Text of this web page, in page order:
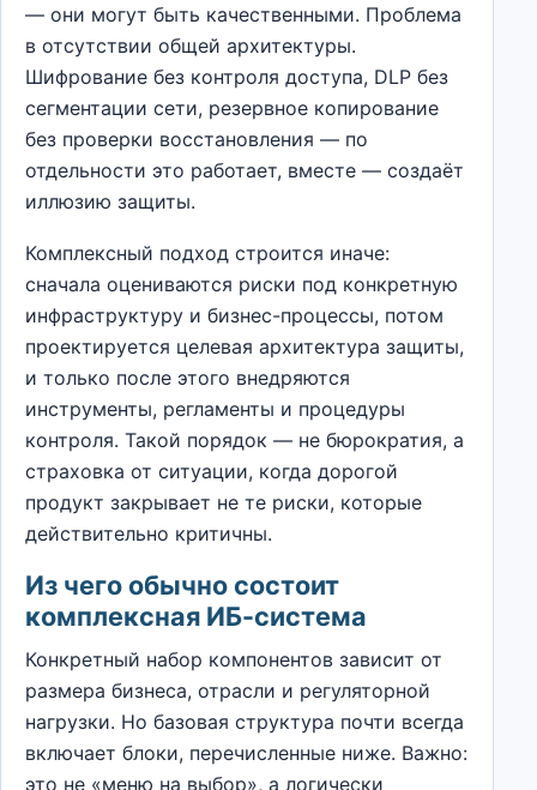
— они могут быть качественными. Проблема
в отсутствии общей архитектуры.
Шифрование без контроля доступа, DLP без
сегментации сети, резервное копирование
без проверки восстановления — по
отдельности это работает, вместе — создаёт
иллюзию защиты.
Комплексный подход строится иначе:
сначала оцениваются риски под конкретную
инфраструктуру и бизнес-процессы, потом
проектируется целевая архитектура защиты,
и только после этого внедряются
инструменты, регламенты и процедуры
контроля. Такой порядок — не бюрократия, а
страховка от ситуации, когда дорогой
продукт закрывает не те риски, которые
действительно критичны.
Из чего обычно состоит
комплексная ИБ-система
Конкретный набор компонентов зависит от
размера бизнеса, отрасли и регуляторной
нагрузки. Но базовая структура почти всегда
включает блоки, перечисленные ниже. Важно:
это не «меню на выбор», а логически